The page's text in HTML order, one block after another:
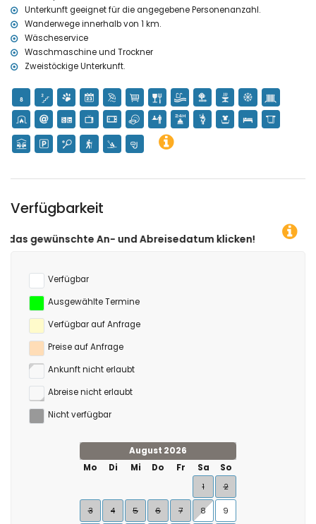
Sport
Wandern (innerhalb von 1000 Metern von der Villa)
Tennis, Kajakfahren und Schnorcheln (innerhalb von 5 Kilometern
von der Villa)
Golf (La Sella Golf), Reiten, Tauchen und Windsurfen (innerhalb von
Unterkunft geeignet für die angegebene Personenanzahl.
Wanderwege innerhalb von 1 km.
Wäscheservice
Waschmaschine und Trockner
Zweistöckige Unterkunft.
Verfügbarkeit
und Abreisedatum klicken!
Verfügbar
Ausgewählte Termine
Verfügbar auf Anfrage
Preise auf Anfrage
Ankunft nicht erlaubt
Abreise nicht erlaubt
Nicht verfügbar
August 2026
Mo
Di Mi Do Fr Sa
So
1
2
3 4 5 6 7 8 9